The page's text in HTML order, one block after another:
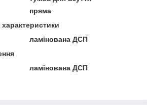
пряма
ламінована ДСП
ламінована ДСП